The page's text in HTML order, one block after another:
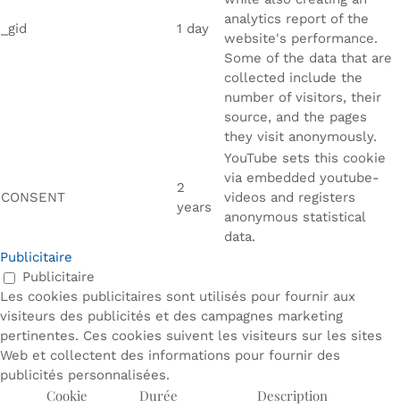
_gid 1 day
analytics report of the
website's performance.
Some of the data that are
collected include the
number of visitors, their
source, and the pages
they visit anonymously.
CONSENT
2
years
YouTube sets this cookie
via embedded youtube-
videos and registers
anonymous statistical
data.
Publicitaire
Publicitaire
Les cookies publicitaires sont utilisés pour fournir aux
visiteurs des publicités et des campagnes marketing
pertinentes. Ces cookies suivent les visiteurs sur les sites
Web et collectent des informations pour fournir des
publicités personnalisées.
Cookie Durée Description